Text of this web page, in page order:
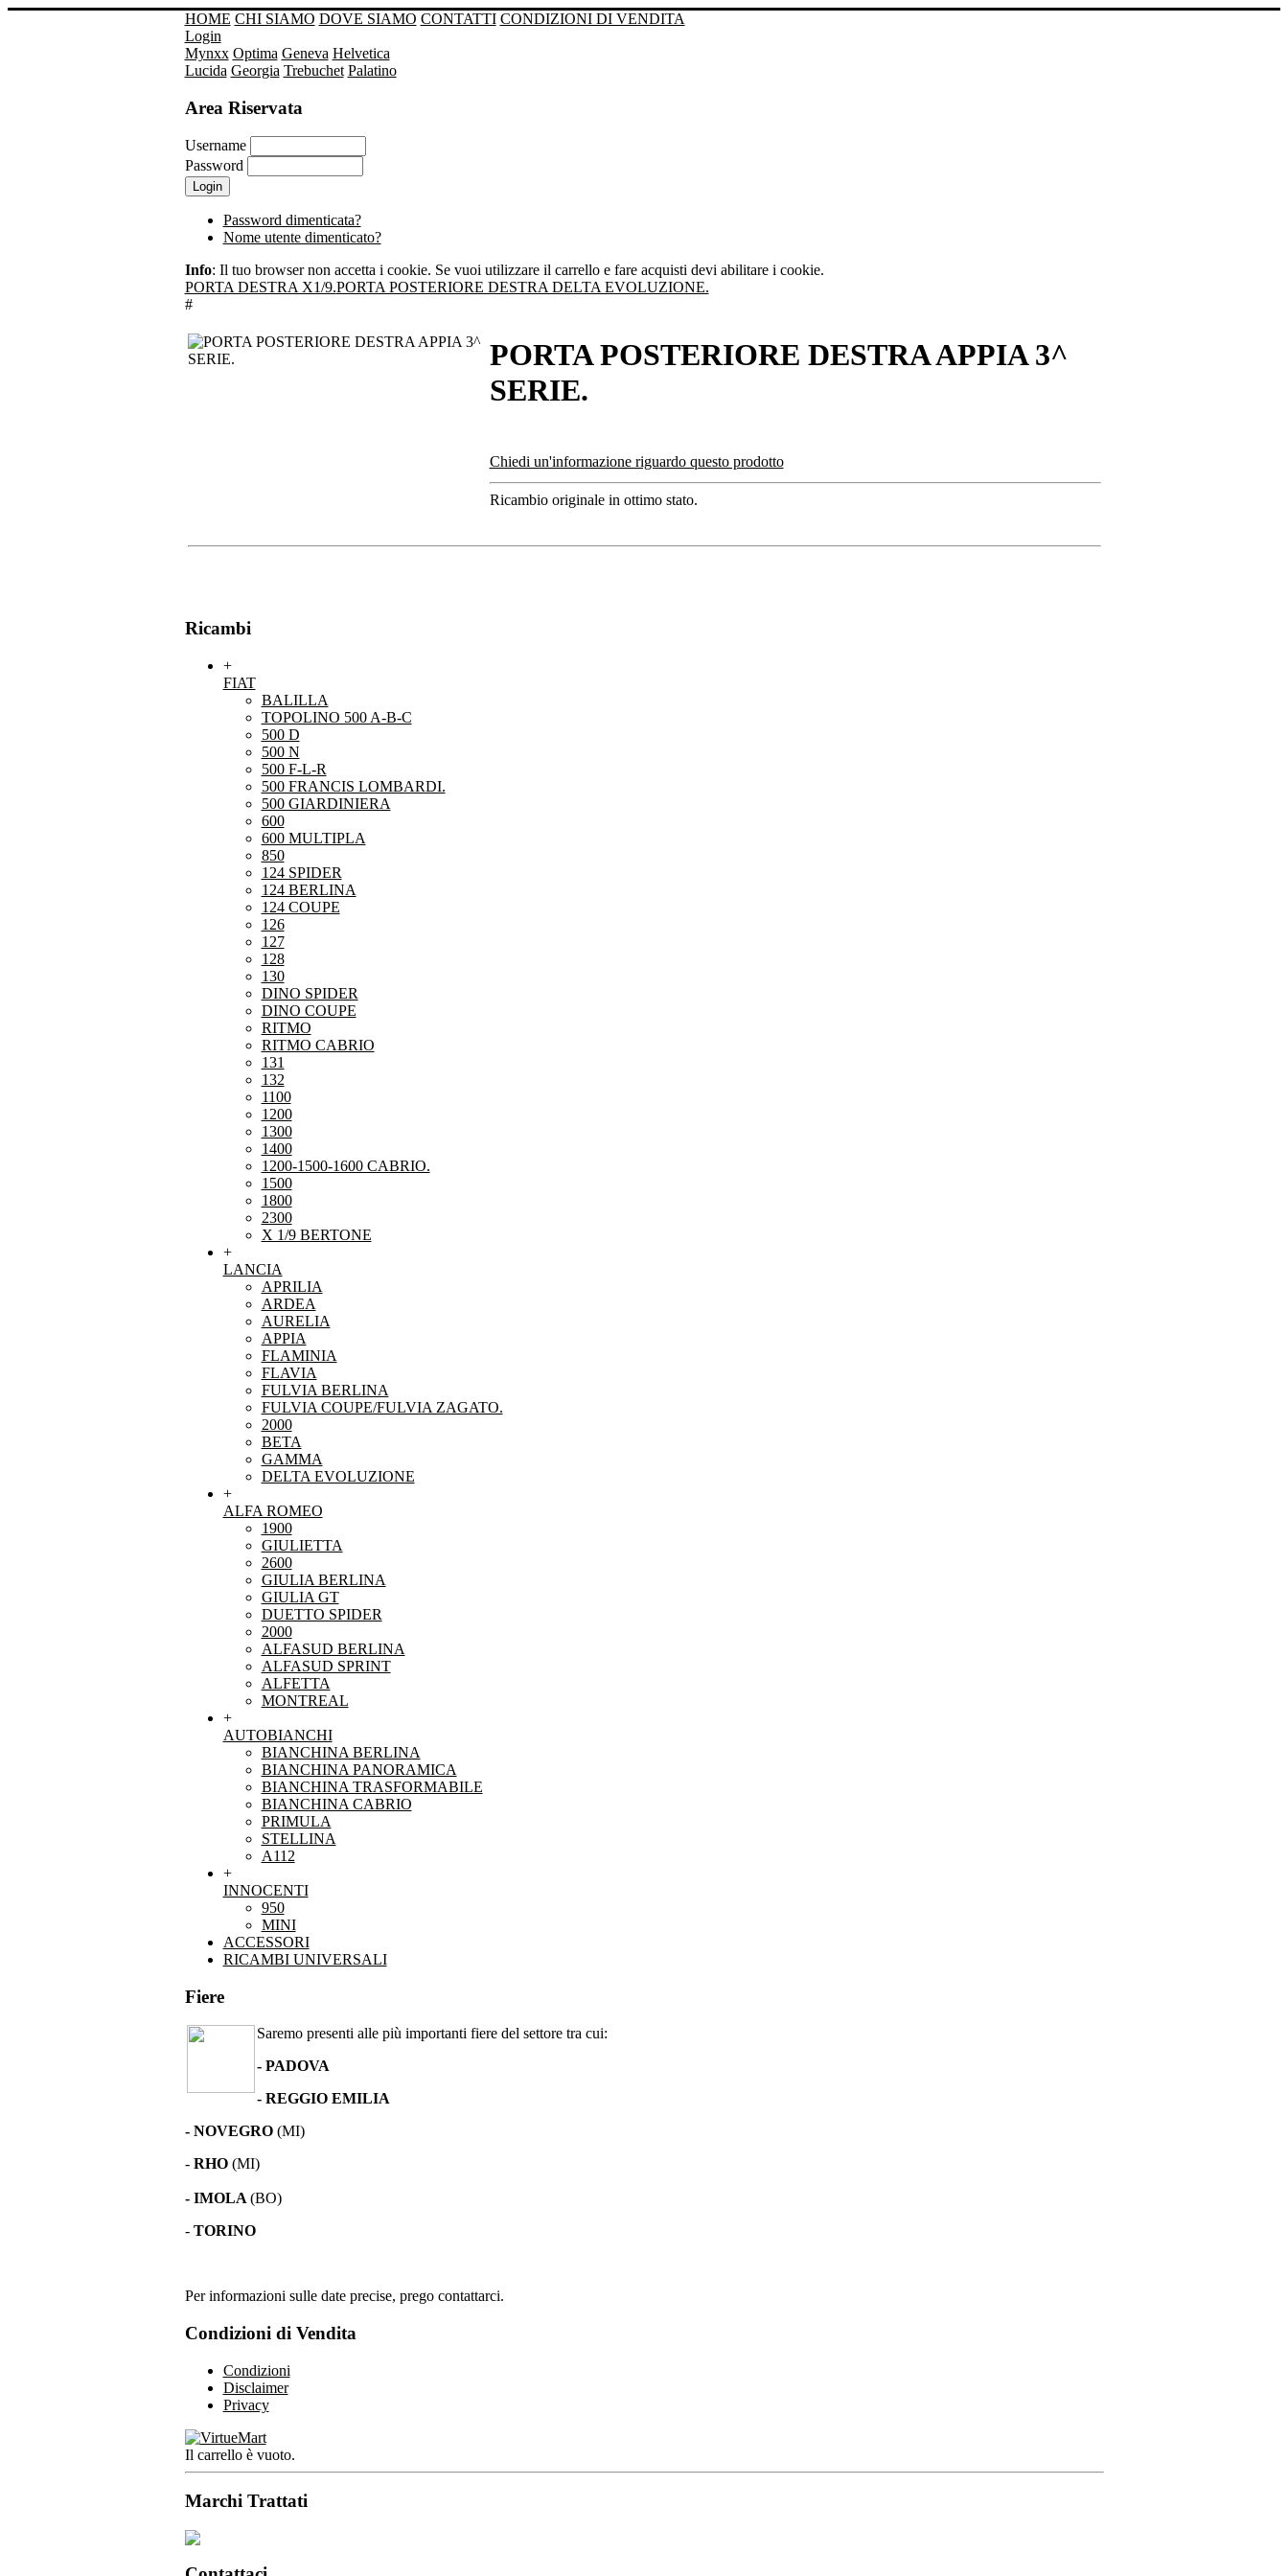
HOME CHI SIAMO DOVE SIAMO CONTATTI CONDIZIONI DI VENDITA
Login
Mynxx Optima Geneva Helvetica
Lucida Georgia Trebuchet Palatino
Area Riservata
Username
Password
Password dimenticata?
Nome utente dimenticato?
Info: Il tuo browser non accetta i cookie. Se vuoi utilizzare il carrello e fare acquisti devi abilitare i cookie.
PORTA DESTRA X1/9.PORTA POSTERIORE DESTRA DELTA EVOLUZIONE.
#
PORTA POSTERIORE DESTRA APPIA 3^
SERIE.
Chiedi un'informazione riguardo questo prodotto
Ricambio originale in ottimo stato.
Ricambi
+
FIAT
BALILLA
TOPOLINO 500 A-B-C
500 D
500 N
500 F-L-R
500 FRANCIS LOMBARDI.
500 GIARDINIERA
600
600 MULTIPLA
850
124 SPIDER
124 BERLINA
124 COUPE
126
127
128
130
DINO SPIDER
DINO COUPE
RITMO
RITMO CABRIO
131
132
1100
1200
1300
1400
1200-1500-1600 CABRIO.
1500
1800
2300
X 1/9 BERTONE
+
LANCIA
APRILIA
ARDEA
AURELIA
APPIA
FLAMINIA
FLAVIA
FULVIA BERLINA
FULVIA COUPE/FULVIA ZAGATO.
2000
BETA
GAMMA
DELTA EVOLUZIONE
+
ALFA ROMEO
1900
GIULIETTA
2600
GIULIA BERLINA
GIULIA GT
DUETTO SPIDER
2000
ALFASUD BERLINA
ALFASUD SPRINT
ALFETTA
MONTREAL
+
AUTOBIANCHI
BIANCHINA BERLINA
BIANCHINA PANORAMICA
BIANCHINA TRASFORMABILE
BIANCHINA CABRIO
PRIMULA
STELLINA
A112
+
INNOCENTI
950
MINI
ACCESSORI
RICAMBI UNIVERSALI
Fiere
Saremo presenti alle più importanti fiere del settore tra cui:
- PADOVA
- REGGIO EMILIA
- NOVEGRO(MI)
-RHO (MI)
- IMOLA (BO)
- TORINO
Per informazioni sulle date precise, prego contattarci.
Condizioni di Vendita
Condizioni
Disclaimer
Privacy
Il carrello è vuoto.
Marchi Trattati